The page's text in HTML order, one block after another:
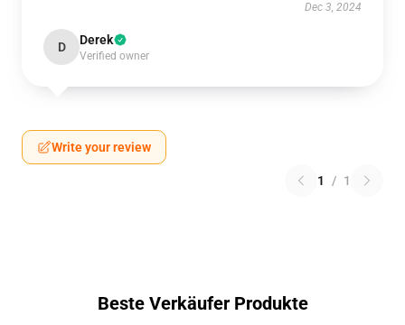
Dec 3, 2024
D Derek
Verified owner
Write your review
1 / 1
Beste Verkäufer Produkte